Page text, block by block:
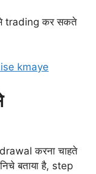
trading कर सकते
kmaye
करना चाहते
बताया है, step